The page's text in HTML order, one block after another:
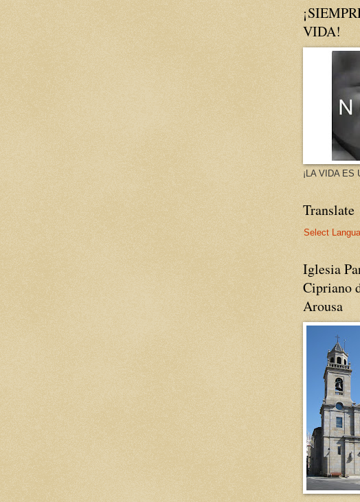
VIDA!
¡LA VIDA ES
Translate
Select
Iglesia
Cipriano
Arousa